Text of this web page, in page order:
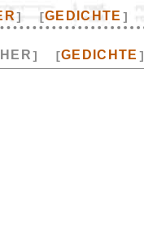
] [GEDICHTE ]
] [GEDICHTE ]